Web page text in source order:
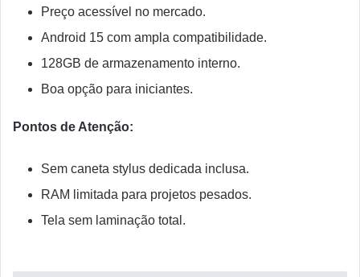
Preço acessível no mercado.
Android 15 com ampla compatibilidade.
128GB de armazenamento interno.
Boa opção para iniciantes.
Pontos de Atenção:
Sem caneta stylus dedicada inclusa.
RAM limitada para projetos pesados.
Tela sem laminação total.